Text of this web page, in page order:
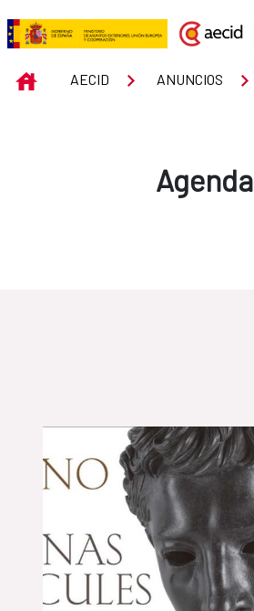
Skip to Main Content
Events
INICIOAECID ANUNCIOS
Agenda